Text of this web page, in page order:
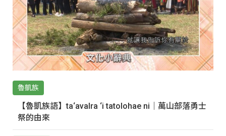
魯凱族
【魯凱族語】ta‘avalra ‘i tatolohae ni｜萬山部落勇士
祭的由來